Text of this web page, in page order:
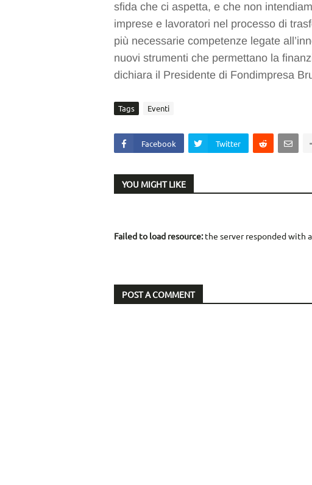
sfida che ci aspetta, e che non
imprese e lavoratori nel processo di
più necessarie competenze legate
nuovi strumenti che permettano la
dichiara il Presidente di Fondimpresa
Tags Eventi
Facebook Twitter
YOU MIGHT LIKE
Failed to load resource:the server responded with
POST A COMMENT